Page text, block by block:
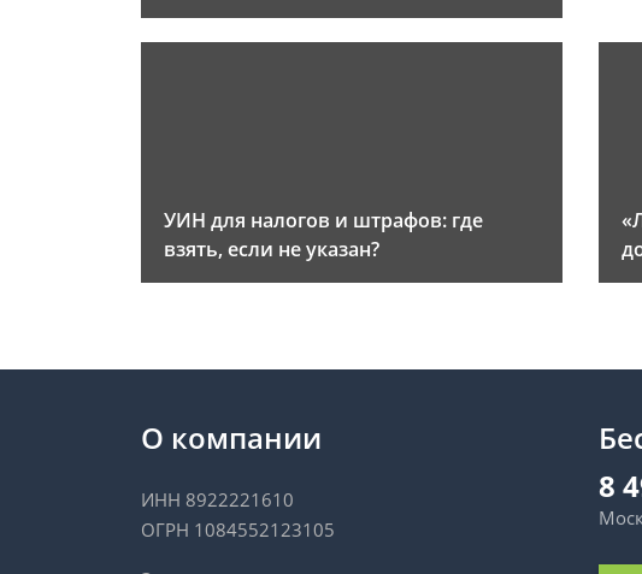
УИН для налогов и штрафов: где
взять, если не указан?
О компании
ИНН 8922221610
ОГРН 1084552123105
8